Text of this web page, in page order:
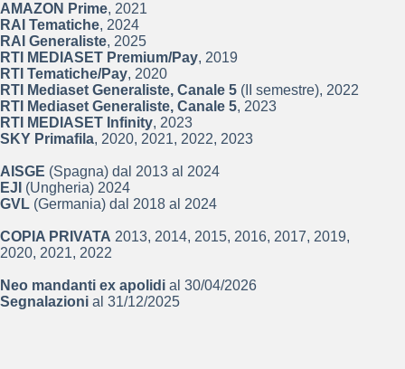
AMAZON Prime, 2021
RAI Tematiche, 2024
RAI Generaliste, 2025
RTI MEDIASET Premium/Pay, 2019
RTI Tematiche/Pay, 2020
RTI Mediaset Generaliste, Canale 5 (II semestre), 2022
RTI Mediaset Generaliste, Canale 5, 2023
RTI MEDIASET Infinity, 2023
SKY Primafila, 2020, 2021, 2022, 2023
AISGE (Spagna) dal 2013 al 2024
EJI (Ungheria) 2024
GVL (Germania) dal 2018 al 2024
COPIA PRIVATA 2013, 2014, 2015, 2016, 2017, 2019,
2020, 2021, 2022
Neo mandanti ex apolidi al 30/04/2026
Segnalazioni al 31/12/2025